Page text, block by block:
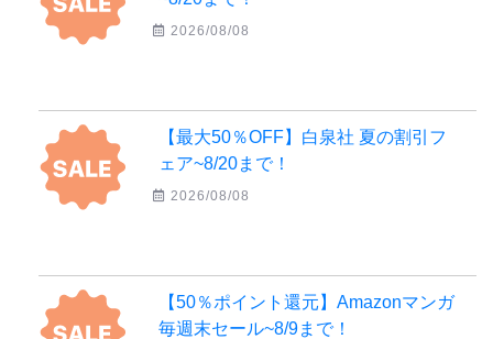
2026/08/08
【最大50％OFF】白泉社 夏の割引フ
ェア~8/20まで！
2026/08/08
【50％ポイント還元】Amazonマンガ
毎週末セール~8/9まで！